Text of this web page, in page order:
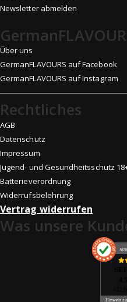
Newsletter abmelden
Über uns
GermanFLAVOURS auf Facebook
GermanFLAVOURS auf Instagram
Rechtliches
AGB
Datenschutz
Impressum
Jugend- und Gesundheitsschutz
Batterieverordnung
Widerrufsbelehrung
Vertrag widerrufen
Was unsere
Hinweis